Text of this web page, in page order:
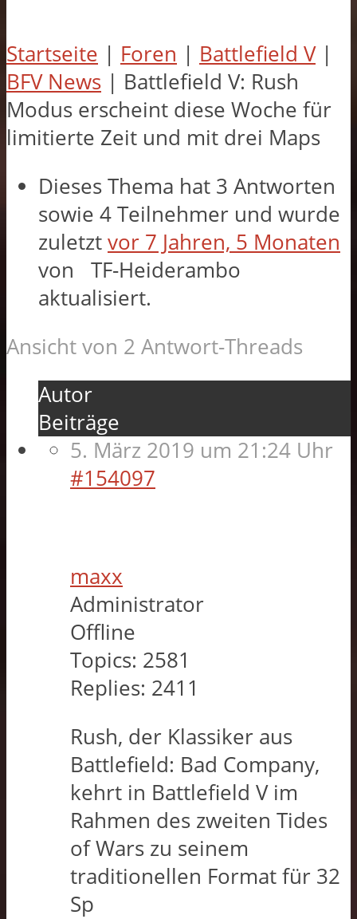
Startseite | Foren | Battlefield V |
BFV News | Battlefield V: Rush
Modus erscheint diese Woche für
limitierte Zeit und mit drei Maps
Dieses Thema hat 3 Antworten
sowie 4 Teilnehmer und wurde
zuletzt vor 7 Jahren, 5 Monaten
von
TF-Heiderambo
aktualisiert.
Ansicht von 2 Antwort-Threads
Autor
Beiträge
5. März 2019 um 21:24 Uhr
#154097
maxx
Administrator
Offline
Topics: 2581
Replies: 2411
Rush, der Klassiker aus
Battlefield: Bad Company,
kehrt in Battlefield V im
Rahmen des zweiten Tides
of Wars zu seinem
traditionellen Format für 32
Sp